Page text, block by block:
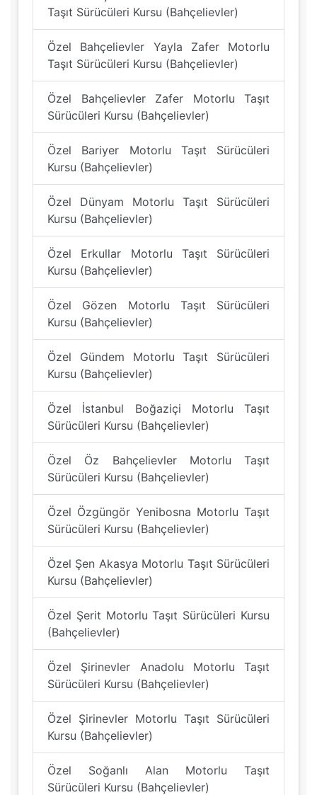
Taşıt Sürücüleri Kursu (Bahçelievler)
Özel Bahçelievler Yayla Zafer Motorlu
Taşıt Sürücüleri Kursu (Bahçelievler)
Özel Bahçelievler Zafer Motorlu Taşıt
Sürücüleri Kursu (Bahçelievler)
Özel Bariyer Motorlu Taşıt Sürücüleri
Kursu (Bahçelievler)
Özel Dünyam Motorlu Taşıt Sürücüleri
Kursu (Bahçelievler)
Özel Erkullar Motorlu Taşıt Sürücüleri
Kursu (Bahçelievler)
Özel Gözen Motorlu Taşıt Sürücüleri
Kursu (Bahçelievler)
Özel Gündem Motorlu Taşıt Sürücüleri
Kursu (Bahçelievler)
Özel İstanbul Boğaziçi Motorlu Taşıt
Sürücüleri Kursu (Bahçelievler)
Özel Öz Bahçelievler Motorlu Taşıt
Sürücüleri Kursu (Bahçelievler)
Özel Özgüngör Yenibosna Motorlu Taşıt
Sürücüleri Kursu (Bahçelievler)
Özel Şen Akasya Motorlu Taşıt Sürücüleri
Kursu (Bahçelievler)
Özel Şerit Motorlu Taşıt Sürücüleri Kursu
(Bahçelievler)
Özel Şirinevler Anadolu Motorlu Taşıt
Sürücüleri Kursu (Bahçelievler)
Özel Şirinevler Motorlu Taşıt Sürücüleri
Kursu (Bahçelievler)
Özel Soğanlı Alan Motorlu Taşıt
Sürücüleri Kursu (Bahçelievler)